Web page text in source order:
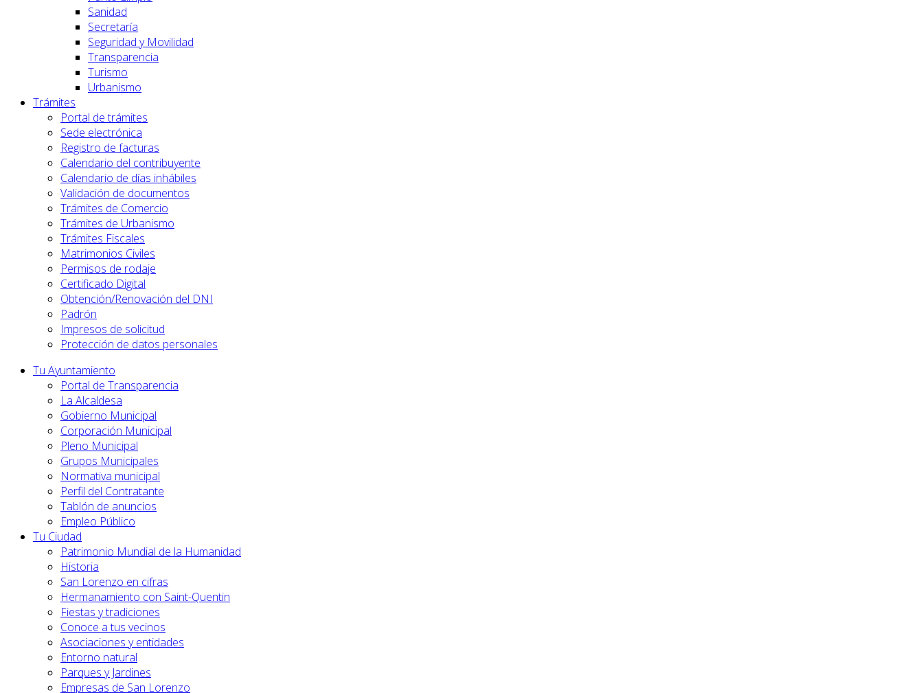
Sanidad
Secretaría
Seguridad y Movilidad
Transparencia
Turismo
Urbanismo
Trámites
Portal de trámites
Sede electrónica
Registro de facturas
Calendario del contribuyente
Calendario de días inhábiles
Validación de documentos
Trámites de Comercio
Trámites de Urbanismo
Trámites Fiscales
Matrimonios Civiles
Permisos de rodaje
Certificado Digital
Obtención/Renovación del DNI
Padrón
Impresos de solicitud
Protección de datos personales
Tu Ayuntamiento
Portal de Transparencia
La Alcaldesa
Gobierno Municipal
Corporación Municipal
Pleno Municipal
Grupos Municipales
Normativa municipal
Perfil del Contratante
Tablón de anuncios
Empleo Público
Tu Ciudad
Patrimonio Mundial de la Humanidad
Historia
San Lorenzo en cifras
Hermanamiento con Saint-Quentin
Fiestas y tradiciones
Conoce a tus vecinos
Asociaciones y entidades
Entorno natural
Parques y Jardines
Empresas de San Lorenzo